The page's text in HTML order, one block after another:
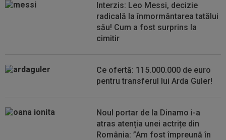
11:40
Marius Șumudică NU a semnat cu CFR Cluj!
Varga, promisiune de 5 milioane de...
"Ce frumos arată clasamentul". Primarul din
Interzis: Leo Messi, decizie
radicală la înmormântarea tatălui
său! Cum a fost surprins la
cimitir
Ce ofertă: 115.000.000 de euro
pentru transferul lui Arda Guler!
Noul portar de la Dinamo i-a
atras atenția unei actrițe din
România: ”Am fost împreună în